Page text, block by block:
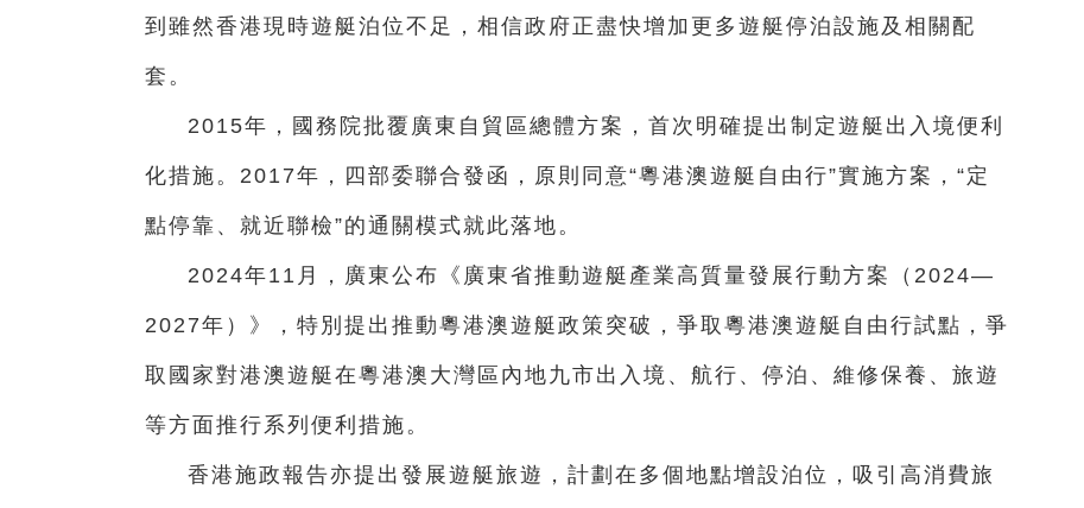
到雖然香港現時遊艇泊位不足，相信政府正盡快增加更多遊艇停泊設施及相關配
套。
2015年，國務院批覆廣東自貿區總體方案，首次明確提出制定遊艇出入境便利
化措施。2017年，四部委聯合發函，原則同意“粵港澳遊艇自由行”實施方案，“定
點停靠、就近聯檢”的通關模式就此落地。
2024年11月，廣東公布《廣東省推動遊艇產業高質量發展行動方案（2024—
2027年）》，特別提出推動粵港澳遊艇政策突破，爭取粵港澳遊艇自由行試點，爭
取國家對港澳遊艇在粵港澳大灣區內地九市出入境、航行、停泊、維修保養、旅遊
等方面推行系列便利措施。
香港施政報告亦提出發展遊艇旅遊，計劃在多個地點增設泊位，吸引高消費旅